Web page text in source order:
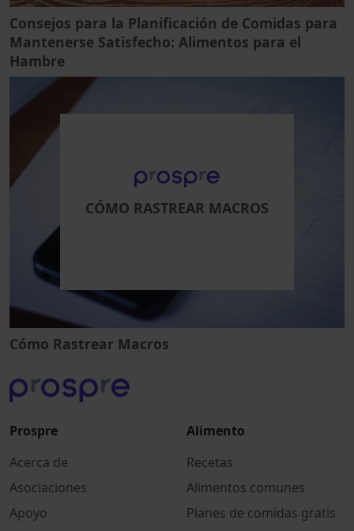
Consejos para la Planificación de Comidas para
Mantenerse Satisfecho: Alimentos para el
Hambre
CÓMO RASTREAR MACROS
Cómo Rastrear Macros
Prospre
Acerca de
Asociaciones
Apoyo
Alimento
Recetas
Alimentos comunes
Planes de comidas gratis